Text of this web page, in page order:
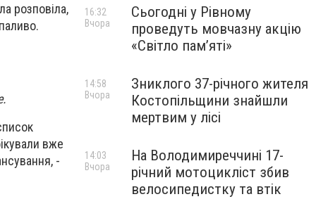
розповіла,
вже
-
Сьогодні у Рівному
проведуть мовчазну акцію
«Світло пам’яті»
16:32
Вчора
Зниклого 37-річного жителя
Костопільщини знайшли
мертвим у лісі
14:58
Вчора
На Володимиреччині 17-
річний мотоцикліст збив
велосипедистку та втік
14:03
Вчора